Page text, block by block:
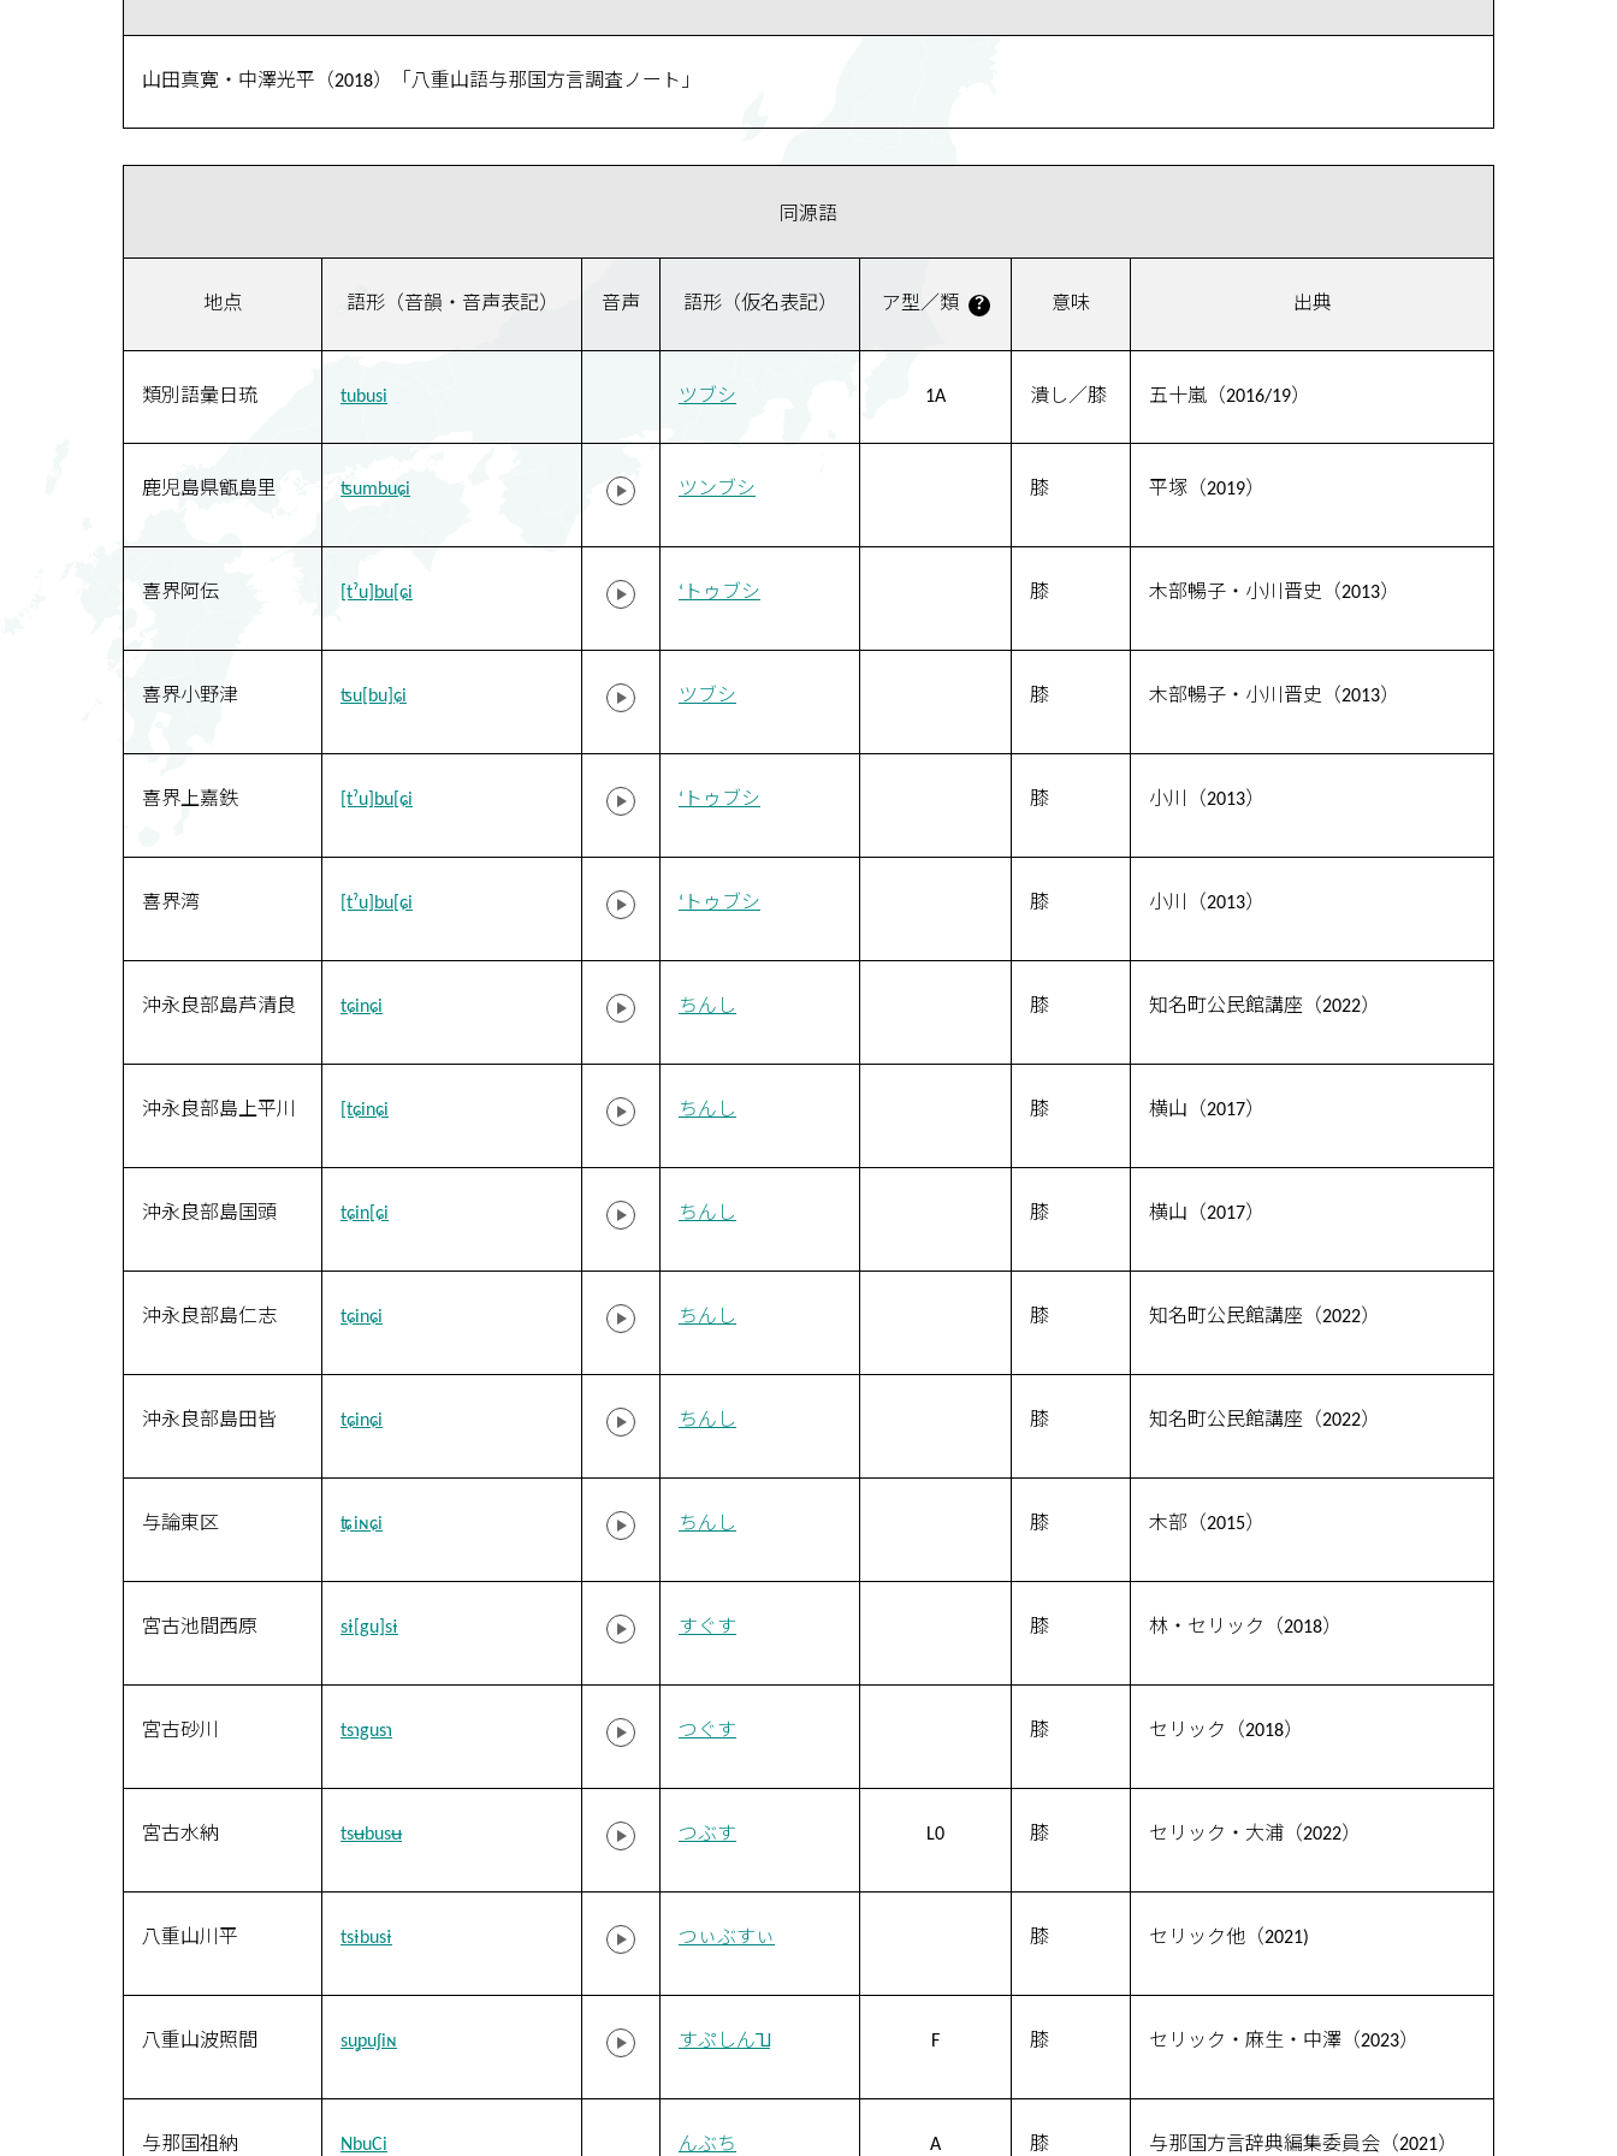
山田真寛・中澤光平（2018）「八重山語与那国方言調査ノート」
同源語
地点 語形（音韻・音声表記） 音声 語形（仮名表記） ア型／類 ？ 意味 出典
類別語彙日琉 tubusi ツブシ 1A 潰し／膝 五十嵐（2016/19）
鹿児島県甑島里 ʦumbuɕi ツンブシ 膝 平塚（2019）
喜界阿伝 [tˀu]bu[ɕi ‘トゥブシ 膝 木部暢子・小川晋史（2013）
喜界小野津 ʦu[bu]ɕi ツブシ 膝 木部暢子・小川晋史（2013）
喜界上嘉鉄 [tˀu]bu[ɕi ‘トゥブシ 膝 小川（2013）
喜界湾 [tˀu]bu[ɕi ‘トゥブシ 膝 小川（2013）
沖永良部島芦清良 tɕinɕi ちんし 膝 知名町公民館講座（2022）
沖永良部島上平川 [tɕinɕi ちんし 膝 横山（2017）
沖永良部島国頭 tɕin[ɕi ちんし 膝 横山（2017）
沖永良部島仁志 tɕinɕi ちんし 膝 知名町公民館講座（2022）
沖永良部島田皆 tɕinɕi ちんし 膝 知名町公民館講座（2022）
与論東区 ʨiɴɕi ちんし 膝 木部（2015）
宮古池間西原 sɨ[gu]sɨ すぐす 膝 林・セリック（2018）
宮古砂川 tsɿgusɿ つぐす 膝 セリック（2018）
宮古水納 tsʉbusʉ つぶす L0 膝 セリック・大浦（2022）
八重山川平 tsɨbusɨ つぃぶすぃ 膝 セリック他（2021)
八重山波照間 su̥puʃiɴ すぷしん˥˩ F 膝 セリック・麻生・中澤（2023）
与那国祖納 NbuCi んぶち A 膝 与那国方言辞典編集委員会（2021）